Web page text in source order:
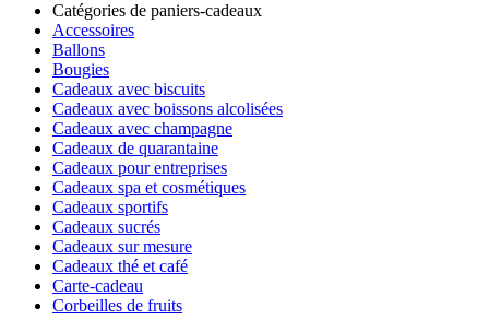
Catégories de paniers-cadeaux
Accessoires
Ballons
Bougies
Cadeaux avec biscuits
Cadeaux avec boissons alcolisées
Cadeaux avec champagne
Cadeaux de quarantaine
Cadeaux pour entreprises
Cadeaux spa et cosmétiques
Cadeaux sportifs
Cadeaux sucrés
Cadeaux sur mesure
Cadeaux thé et café
Carte-cadeau
Corbeilles de fruits